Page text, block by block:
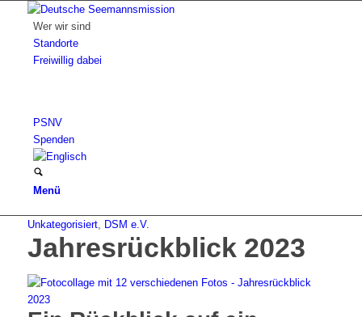
Wer wir sind
Standorte
Freiwillig dabei
PSNV
Spenden
Menü
Unkategorisiert, DSM e.V.
Jahresrückblick 2023